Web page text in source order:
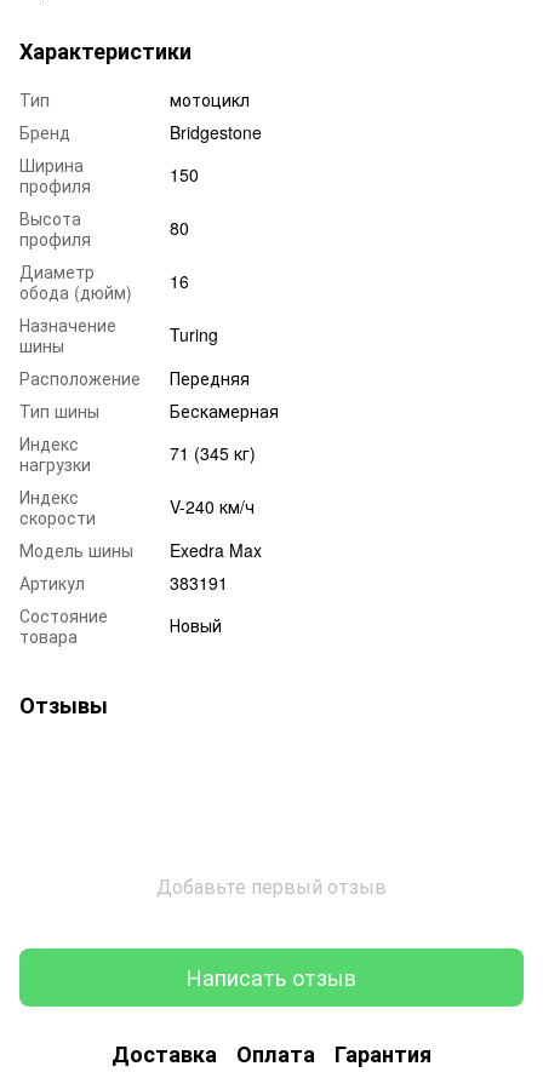
Характеристики
Тип
мотоцикл
Бренд
Bridgestone
Ширина
профиля
150
Высота
профиля
80
Диаметр
обода (дюйм)
16
Назначение
шины
Turing
Расположение
Передняя
Тип шины
Бескамерная
Индекс
нагрузки
71 (345 кг)
Индекс
скорости
V-240 км/ч
Модель шины
Exedra Max
Артикул
383191
Состояние
товара
Новый
Отзывы
Добавьте первый отзыв
Написать отзыв
Доставка Оплата Гарантия